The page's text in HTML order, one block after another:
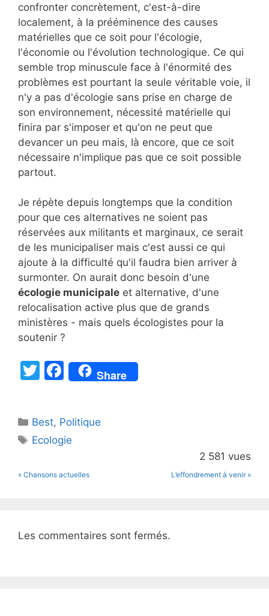
confronter concrètement, c'est-à-dire
localement, à la prééminence des causes
matérielles que ce soit pour l'écologie,
l'économie ou l'évolution technologique. Ce qui
semble trop minuscule face à l'énormité des
problèmes est pourtant la seule véritable voie, il
n'y a pas d'écologie sans prise en charge de
son environnement, nécessité matérielle qui
finira par s'imposer et qu'on ne peut que
devancer un peu mais, là encore, que ce soit
nécessaire n'implique pas que ce soit possible
partout.
Je répète depuis longtemps que la condition
pour que ces alternatives ne soient pas
réservées aux militants et marginaux, ce serait
de les municipaliser mais c'est aussi ce qui
ajoute à la difficulté qu'il faudra bien arriver à
surmonter. On aurait donc besoin d'une
écologie municipale et alternative, d'une
relocalisation active plus que de grands
ministères - mais quels écologistes pour la
soutenir ?
T
er
F
a
e
b
o
o
Share
Catégories
Best, Politique
Étiquettes
Ecologie
2 581 vues
« Chansons actuelles L’effondrement à venir »
Les commentaires sont fermés.